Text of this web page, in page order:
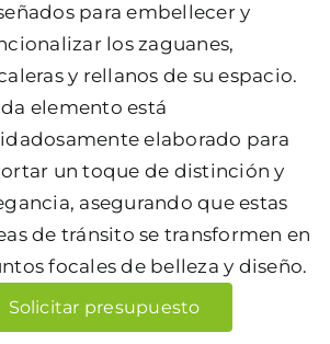
para embellecer y
los zaguanes,
y rellanos de su espacio.
elemento está
elaborado para
un toque de distinción y
asegurando que estas
de tránsito se transformen en
focales de belleza y diseño.
Solicitar presupuesto